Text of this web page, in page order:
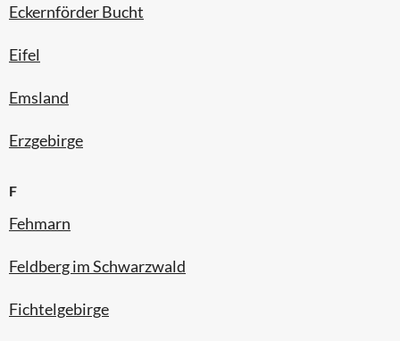
Eckernförder Bucht
Eifel
Emsland
Erzgebirge
F
Fehmarn
Feldberg im Schwarzwald
Fichtelgebirge